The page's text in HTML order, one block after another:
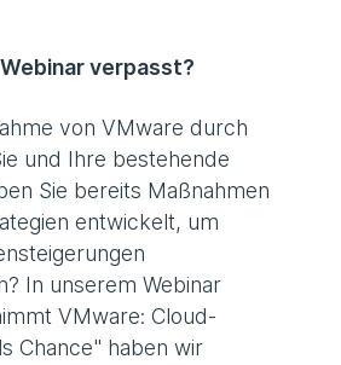
verpasst?
von VMware durch
und Ihre bestehende
Sie bereits Maßnahmen
entwickelt, um
In unserem Webinar
VMware: Cloud-
Chance" haben wir